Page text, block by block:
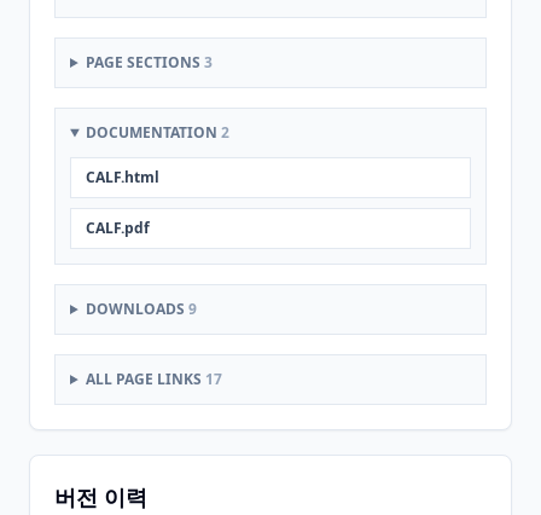
PAGE SECTIONS 3
DOCUMENTATION 2
CALF.html
CALF.pdf
DOWNLOADS 9
ALL PAGE LINKS 17
버전 이력